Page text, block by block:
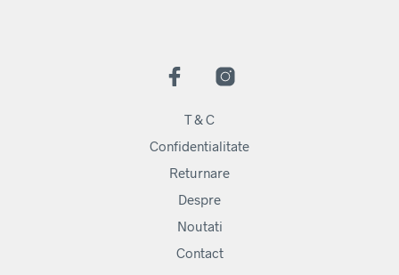
T & C
Confidentialitate
Returnare
Despre
Noutati
Contact